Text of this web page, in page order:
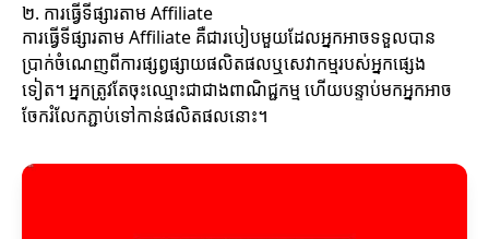
២. ការធ្វើទីផ្សារតាម Affiliate
ការធ្វើទីផ្សារតាម Affiliate គឺជារបៀបមួយដែលអ្នកអាចទទួលបាន
ប្រាក់ចំណេញពីការផ្សព្វផ្សាយផលិតផលឬសេវាកម្មរបស់អ្នកផ្សេង
ទៀត។ អ្នកត្រូវតែចុះឈ្មោះជាជាងពាណិជ្ជកម្ម ហើយបន្ទាប់មកអ្នកអាច
ចែករំលែកភ្ជាប់ទៅកាន់ផលិតផលនោះ។